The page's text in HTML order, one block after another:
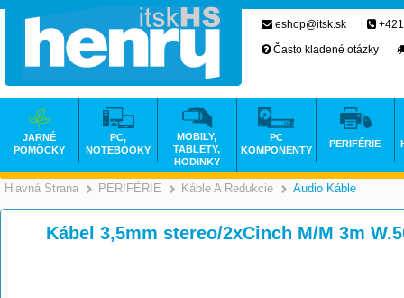
Hlavná Strana PERIFÉRIE Káble A Redukcie Audio Káble
Kábel 3,5mm stereo/2xCinch M/M 3m
eshop@itsk.sk
Často kladené otázky
JARNÉ
POMÔCKY
PC,
NOTEBOOKY
MOBILY,
TABLETY,
HODINKY
PC
KOMPONENTY
PERIFÉRIE